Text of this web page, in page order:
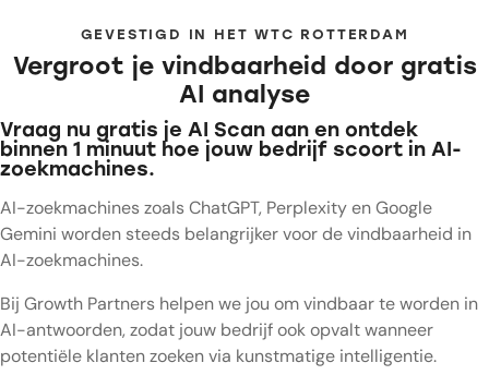
GEVESTIGD IN HET WTC ROTTERDAM
Vergroot je vindbaarheid door gratis
AI analyse
Vraag nu gratis je AI Scan aan en ontdek
binnen 1 minuut hoe jouw bedrijf scoort in AI-
zoekmachines.
AI-zoekmachines zoals ChatGPT, Perplexity en Google
Gemini worden steeds belangrijker voor de vindbaarheid in
AI-zoekmachines.
Bij Growth Partners helpen we jou om vindbaar te worden in
AI-antwoorden, zodat jouw bedrijf ook opvalt wanneer
potentiële klanten zoeken via kunstmatige intelligentie.